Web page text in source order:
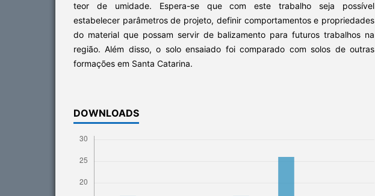
teor de umidade. Espera-se que com este trabalho seja possível
estabelecer parâmetros de projeto, definir comportamentos e propriedades
do material que possam servir de balizamento para futuros trabalhos na
região. Além disso, o solo ensaiado foi comparado com solos de outras
formações em Santa Catarina.
DOWNLOADS